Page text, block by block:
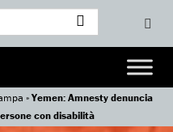
»Yemen: Amnesty denuncia
con disabilità